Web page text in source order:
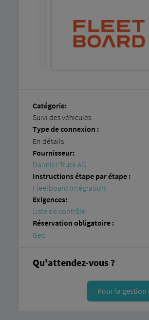
Catégorie:
Suivi des véhicules
Type de connexion :
En détails
Fournisseur:
Daimler Truck AG
Instructions étape par étape :
Fleetboard Intégration
Exigences:
Liste de contrôle
Réservation obligatoire :
Geo
Qu'attendez-vous ?
Pour la